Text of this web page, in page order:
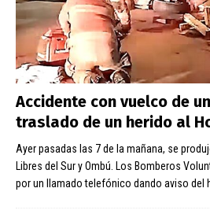
Accidente con vuelco de
traslado de un herido al
Ayer pasadas las 7 de la mañana, se
Libres del Sur y Ombú. Los Bomberos
por un llamado telefónico dando aviso del